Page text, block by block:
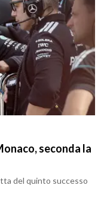
seconda la
del quinto successo